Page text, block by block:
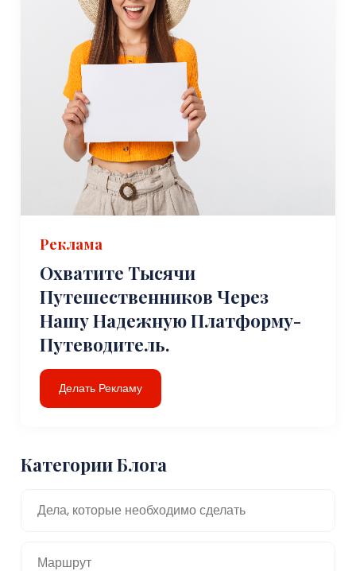
Реклама
Охватите Тысячи
Путешественников Через
Нашу Надежную Платформу-
Путеводитель.
Делать Рекламу
Категории Блога
Дела, которые необходимо сделать
Маршрут